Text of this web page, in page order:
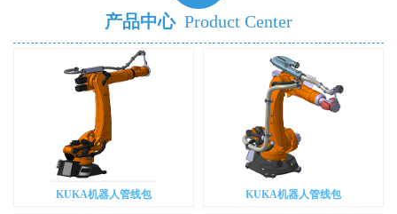
产品中心 Product Center
KUKA机器人管线包 KUKA机器人管线包